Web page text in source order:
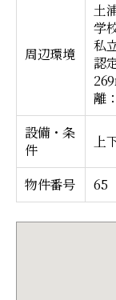
周辺環境
土
学
私
認
離
設備・条
件
上
物件番号 65